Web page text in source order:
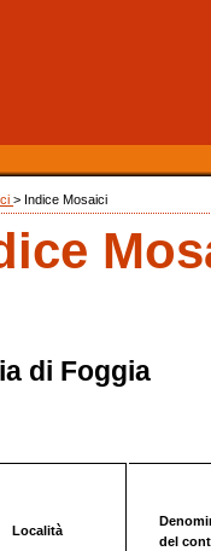
> Indice Mosaici
di Foggia
Località
del